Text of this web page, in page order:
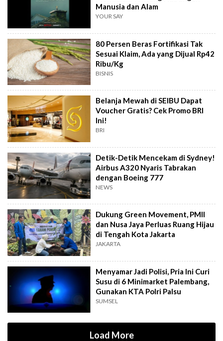
Manusia dan Alam
YOUR SAY
80 Persen Beras Fortifikasi Tak
Sesuai Klaim, Ada yang Dijual Rp42
Ribu/Kg
BISNIS
Belanja Mewah di SEIBU Dapat
Voucher Gratis? Cek Promo BRI
Ini!
BRI
Detik-Detik Mencekam di Sydney!
Airbus A320 Nyaris Tabrakan
dengan Boeing 777
NEWS
Dukung Green Movement, PMII
dan Nusa Jaya Perluas Ruang Hijau
di Tengah Kota Jakarta
JAKARTA
Menyamar Jadi Polisi, Pria Ini Curi
Susu di 6 Minimarket Palembang,
Gunakan KTA Polri Palsu
SUMSEL
Load More